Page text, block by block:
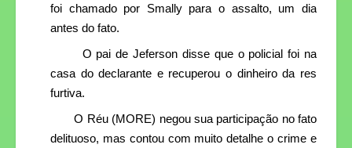
foi chamado por Smally para o assalto, um dia
antes do fato.
O pai de Jeferson disse que o policial foi na
casa do declarante e recuperou o dinheiro da res
furtiva.
O Réu (MORE) negou sua participação no fato
delituoso, mas contou com muito detalhe o crime e